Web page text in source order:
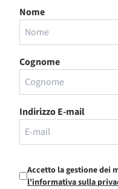
Nome
Cognome
Indirizzo E-mail
Accetto la gestione dei
l'informativa sulla